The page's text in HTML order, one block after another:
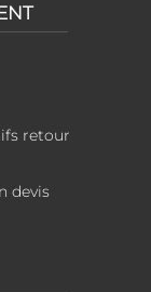
retour
devis